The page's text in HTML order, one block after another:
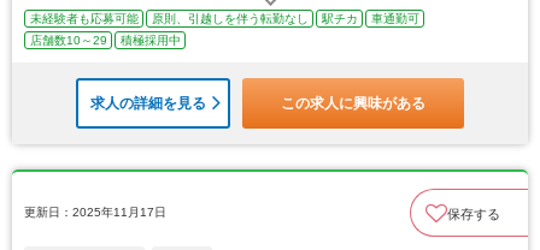
未経験者も応募可能 原則、引越しを伴う転勤なし 駅チカ
車通勤可
店舗数10～29
積極採用中
求人の詳細を見る この求人に興味がある
更新日：2025年11月17日 保存する